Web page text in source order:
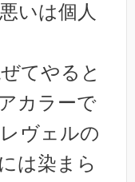
いは個人
てやると
カラーで
ヴェルの
は染まら